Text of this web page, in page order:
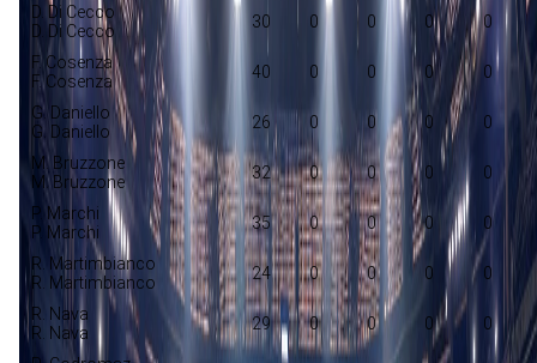
D. Di Cecco
D. Di Cecco
30 0 0 0 0
F. Cosenza
F. Cosenza
40 0 0 0 0
G. Daniello
G. Daniello
26 0 0 0 0
M. Bruzzone
M. Bruzzone
32 0 0 0 0
P. Marchi
P. Marchi
35 0 0 0 0
R. Martimbianco
R. Martimbianco
24 0 0 0 0
R. Nava
R. Nava
29 0 0 0 0